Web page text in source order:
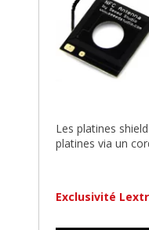
Les platines
platines via un
Exclusivité